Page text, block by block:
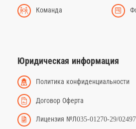
Команда
Юридическая информация
Политика конфиденциальности
Договор Оферта
Лицензия №Л035-01270-29/